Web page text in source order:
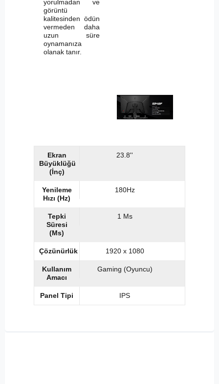
yorulmadan ve
görüntü
kalitesinden ödün
vermeden daha
uzun süre
oynamanıza
olanak tanır.
Ekran
Büyüklüğü
(İnç)
23.8''
Yenileme
Hızı (Hz)
180Hz
Tepki
Süresi
(Ms)
1 Ms
Çözünürlük 1920 x 1080
Kullanım
Amacı
Gaming (Oyuncu)
Panel Tipi IPS